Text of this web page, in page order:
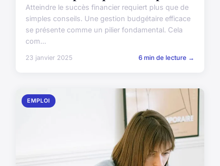
Atteindre le succès financier requiert plus que de
simples conseils. Une gestion budgétaire efficace
se présente comme un pilier fondamental. Cela
com...
23 janvier 2025 6 min de lecture →
EMPLOI